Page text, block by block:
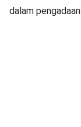
dalam